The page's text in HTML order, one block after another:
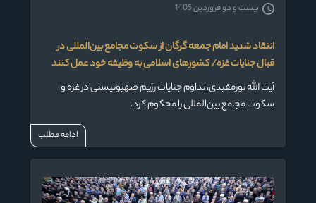
انتقاد شدید امام جمعه گرگان از سکوت مجامع بین‌المللی در
قبال جنایات غزه/ کشورهای اسلامی به وظیفه خود عمل کنند
آیت الله نورمفیدی، تداوم جنایات رژیم صهیونیستی در غزه و
سکوت مجامع بین‌المللی را محکوم کرد.
بیست و دو فروردین 1405
ادامه مطلب